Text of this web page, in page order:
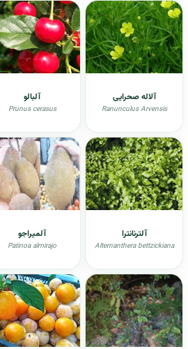
آلاله صحرایی
Ranunculus Arvensis
آلبالو
Prunus cerasus
آلترنانترا
Alternanthera bettzickiana
آلمیراجو
Patinoa almirajo